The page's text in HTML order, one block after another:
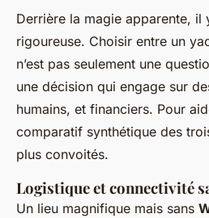
Derrière la magie apparente, il
rigoureuse. Choisir entre un
n’est pas seulement une
une décision qui engage sur
humains, et financiers. Pour
comparatif synthétique des
plus convoités.
Logistique et connectivité
Un lieu magnifique mais sans